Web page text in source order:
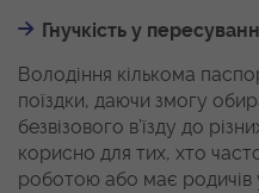
Гнучкість у
Володіння кількома
поїздки, даючи змогу
безвізового в’їзду до
корисно для тих, хто
роботою або має родичів